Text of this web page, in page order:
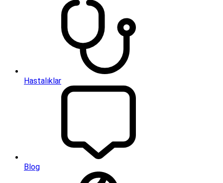
Hastalıklar
Blog